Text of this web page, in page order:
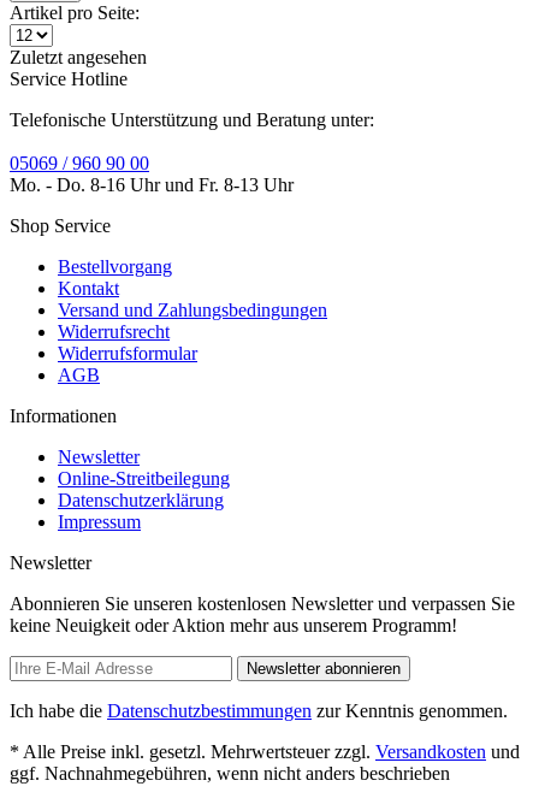
Artikel pro Seite:
Zuletzt angesehen
Service Hotline
Telefonische Unterstützung und Beratung unter:
05069 / 960 90 00
Mo. - Do. 8-16 Uhr und Fr. 8-13 Uhr
Shop Service
Bestellvorgang
Kontakt
Versand und Zahlungsbedingungen
Widerrufsrecht
Widerrufsformular
AGB
Informationen
Newsletter
Online-Streitbeilegung
Datenschutzerklärung
Impressum
Newsletter
Abonnieren Sie unseren kostenlosen Newsletter und verpassen Sie
keine Neuigkeit oder Aktion mehr aus unserem Programm!
Newsletter abonnieren
Ich habe die Datenschutzbestimmungen zur Kenntnis genommen.
* Alle Preise inkl. gesetzl. Mehrwertsteuer zzgl. Versandkosten und
ggf. Nachnahmegebühren, wenn nicht anders beschrieben